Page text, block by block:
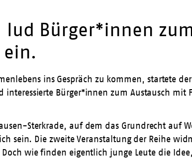
Bürger*innen
ins Gespräch zu kommen, startete
Bürger*innen zum Austausch
Sterkrade, auf dem das Grundrecht auf
sein. Die zweite Veranstaltung der Reihe
wie finden eigentlich junge Leute die